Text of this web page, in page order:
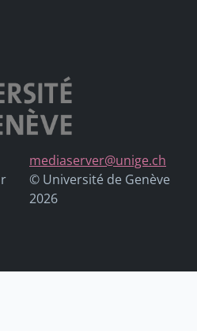
mediaserver@unige.ch
© Université de Genève
2026